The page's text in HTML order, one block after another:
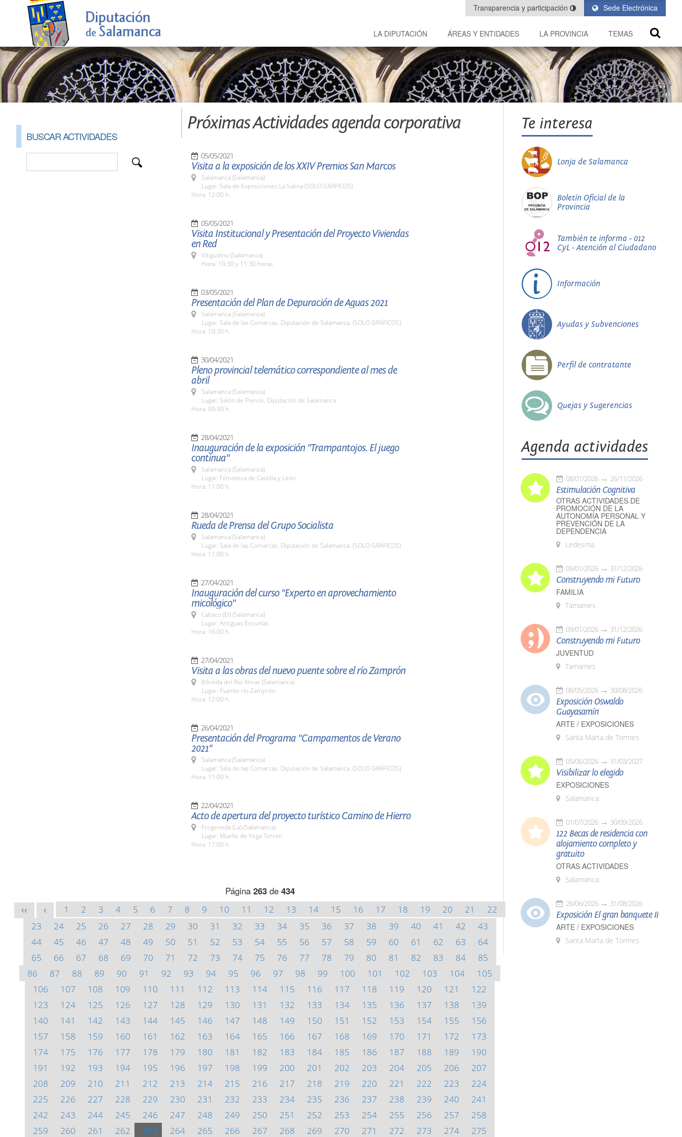
Sede Electrónica
Transparencia y participación
LA DIPUTACIÓN ÁREAS Y ENTIDADES LA PROVINCIA TEMAS
BUSCAR ACTIVIDADES
Próximas Actividades agenda corporativa
05/05/2021
Visita a la exposición de los XXIV Premios San Marcos
Salamanca (Salamanca)
Lugar: Sala de Exposiciones La Salina (SOLO GRÁFICOS)
Hora: 12:00 h.
05/05/2021
Visita Institucional y Presentación del Proyecto Viviendas
en Red
Vitigudino (Salamanca)
Hora: 10:30 y 11:30 horas
03/05/2021
Presentación del Plan de Depuración de Aguas 2021
Salamanca (Salamanca)
Lugar: Sala de las Comarcas. Diputación de Salamanca. (SOLO GRÁFICOS)
Hora: 10:30 h.
30/04/2021
Pleno provincial telemático correspondiente al mes de
abril
Salamanca (Salamanca)
Lugar: Salón de Plenos. Diputación de Salamanca
Hora: 09:30 h.
28/04/2021
Inauguración de la exposición "Trampantojos. El juego
continua"
Salamanca (Salamanca)
Lugar: Filmoteca de Castilla y León
Hora: 11:00 h.
28/04/2021
Rueda de Prensa del Grupo Socialista
Salamanca (Salamanca)
Lugar: Sala de las Comarcas. Diputación de Salamanca. (SOLO GRÁFICOS)
Hora: 11:00 h.
27/04/2021
Inauguración del curso "Experto en aprovechamiento
micológico"
Cabaco (El) (Salamanca)
Lugar: Antiguas Escuelas
Hora: 16:00 h.
27/04/2021
Visita a las obras del nuevo puente sobre el río Zamprón
Bóveda del Río Almar (Salamanca)
Lugar: Puente río Zamprón
Hora: 12:00 h.
26/04/2021
Presentación del Programa "Campamentos de Verano
2021"
Salamanca (Salamanca)
Lugar: Sala de las Comarcas. Diputación de Salamanca. (SOLO GRÁFICOS)
Hora: 11:00 h.
22/04/2021
Acto de apertura del proyecto turístico Camino de Hierro
Fregeneda (La) (Salamanca)
Lugar: Muelle de Vega Terrón
Hora: 11:00 h.
Página 263de 434
<< < 1 2 3 4 5 6 7 8 9 10 11 12 13 14 15 16 17 18 19 20 21
22
23
24 25 26 27 28 29 30 31 32 33 34 35 36 37 38 39 40 41 42
43
44
45 46 47 48 49 50 51 52 53 54 55 56 57 58 59 60 61 62 63
64
65
66 67 68 69 70 71 72 73 74 75 76 77 78 79 80 81 82 83 84
85
86
87 88 89 90 91 92 93 94 95 96 97 98 99 100 101 102 103 104
105
106
107 108 109 110 111 112 113 114 115 116 117 118 119 120 121
122
123
124 125 126 127 128 129 130 131 132 133 134 135 136 137 138
139
140
141 142 143 144 145 146 147 148 149 150 151 152 153 154 155
156
157
158 159 160 161 162 163 164 165 166 167 168 169 170 171 172
173
174
175 176 177 178 179 180 181 182 183 184 185 186 187 188 189
190
191
192 193 194 195 196 197 198 199 200 201 202 203 204 205 206
207
208
209 210 211 212 213 214 215 216 217 218 219 220 221 222 223
224
225
226 227 228 229 230 231 232 233 234 235 236 237 238 239 240
241
242
243 244 245 246 247 248 249 250 251 252 253 254 255 256 257
258
259
260 261 262 263 264 265 266 267 268 269 270 271 272 273 274 275
Te interesa
Lonja de Salamanca
Boletín Oficial de la
Provincia
También te informa - 012
CyL - Atención al Ciudadano
Información
Ayudas y Subvenciones
Perfil de contratante
Quejas y Sugerencias
Agenda actividades
08/01/2026 26/11/2026
Estimulación Cognitiva
OTRAS ACTIVIDADES DE
PROMOCIÓN DE LA
AUTONOMÍA PERSONAL Y
PREVENCIÓN DE LA
DEPENDENCIA
Ledesma
09/01/2026 31/12/2026
Construyendo mi Futuro
FAMILIA
Tamames
09/01/2026 31/12/2026
Construyendo mi Futuro
JUVENTUD
Tamames
08/05/2026 30/08/2026
Exposición Oswaldo
Guayasamín
ARTE / EXPOSICIONES
Santa Marta de Tormes
05/06/2026 31/03/2027
Visibilizar lo elegido
EXPOSICIONES
Salamanca
01/07/2026 30/09/2026
122 Becas de residencia con
alojamiento completo y
gratuito
OTRAS ACTIVIDADES
Salamanca
26/06/2026 31/08/2026
Exposición El gran banquete II
ARTE / EXPOSICIONES
Santa Marta de Tormes